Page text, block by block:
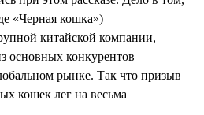
«Черная кошка») —
китайской компании,
основных конкурентов
рынке. Так что призыв
кошек лег на весьма